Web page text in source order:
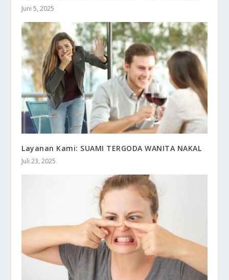
Juni 5, 2025
Layanan Kami: SUAMI TERGODA WANITA NAKAL
Juli 23, 2025